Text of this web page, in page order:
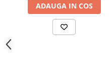
Tocatoare de bucatarie
Ustensile ornare prajituri
Vaze si boluri decorative
Vesela unica folosinta
ADAUGA IN COS